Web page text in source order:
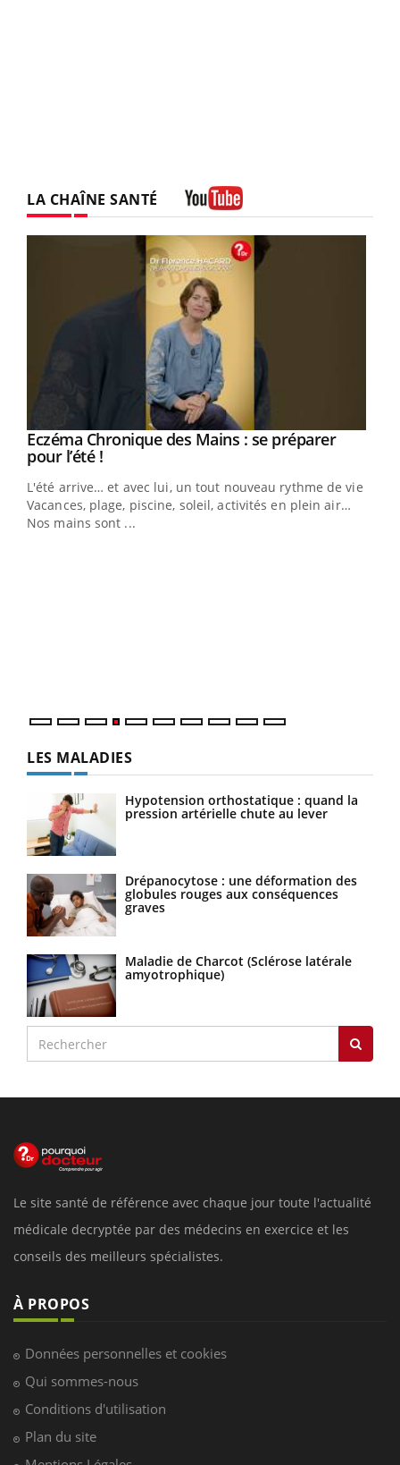
LA CHAÎNE SANTÉ
Youtube
Eczéma Chronique des Mains : se préparer
pour l’été !Youtube
L'été arrive… et avec lui, un tout nouveau rythme de vie !
Vacances, plage, piscine, soleil, activités en plein air…
Nos mains sont ...
LES MALADIES
Hypotension orthostatique : quand la
pression artérielle chute au lever
Drépanocytose : une déformation des
globules rouges aux conséquences
graves
Maladie de Charcot (Sclérose latérale
amyotrophique)
Le site santé de référence avec chaque jour toute l'actualité
médicale decryptée par des médecins en exercice et les
conseils des meilleurs spécialistes.
À PROPOS
Données personnelles et cookies
Qui sommes-nous
Conditions d'utilisation
Plan du site